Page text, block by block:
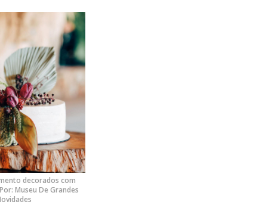
decorados com
Museu De Grandes